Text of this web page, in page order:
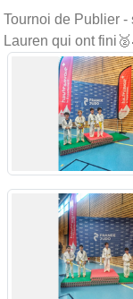
Tournoi de Publier
Lauren qui ont